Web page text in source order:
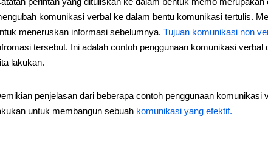
komunikasi verbal ke dalam bentu komunikasi tertulis.
meneruskan informasi sebelumnya. Tujuan komunikasi non
tersebut. Ini adalah contoh penggunaan komunikasi
lakukan.
penjelasan dari beberapa contoh penggunaan
untuk membangun sebuah komunikasi yang efektif.